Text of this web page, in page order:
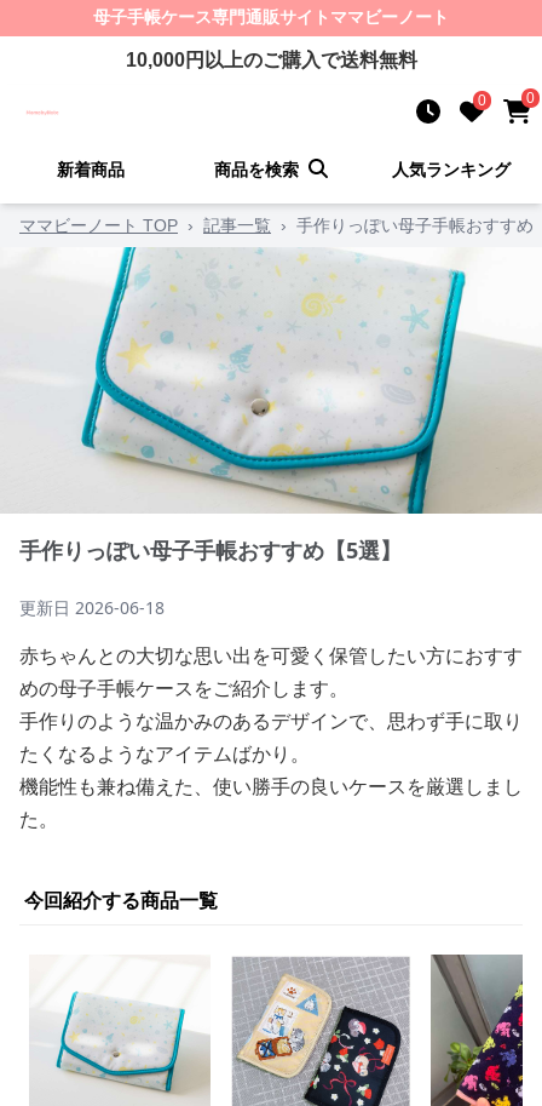
母子手帳ケース専門通販サイト ママビーノート
10,000円以上のご購入で送料無料
0 0
新着商品 商品を検索 人気ランキング
ママビーノート TOP › 記事一覧 › 手作りっぽい母子手帳おすすめ
手作りっぽい母子手帳おすすめ【5選】
更新日 2026-06-18
赤ちゃんとの大切な思い出を可愛く保管したい方におすす
めの母子手帳ケースをご紹介します。
手作りのような温かみのあるデザインで、思わず手に取り
たくなるようなアイテムばかり。
機能性も兼ね備えた、使い勝手の良いケースを厳選しまし
た。
今回紹介する商品一覧